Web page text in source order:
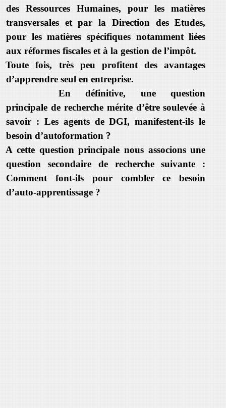
des Ressources Humaines, pour les matières
transversales et par la Direction des Etudes,
pour les matières spécifiques notamment liées
aux réformes fiscales et à la gestion de l’impôt.
Toute fois, très peu profitent des avantages
d’apprendre seul en entreprise.
En définitive, une question
principale de recherche mérite d’être soulevée à
savoir : Les agents de DGI, manifestent-ils le
besoin d’autoformation ?
A cette question principale nous associons une
question secondaire de recherche suivante :
Comment font-ils pour combler ce besoin
d’auto-apprentissage ?